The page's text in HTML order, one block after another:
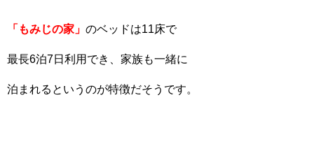
「もみじの家」 のベッドは11床で
最長6泊7日利用でき、家族も一緒に
泊まれるというのが特徴だそうです。